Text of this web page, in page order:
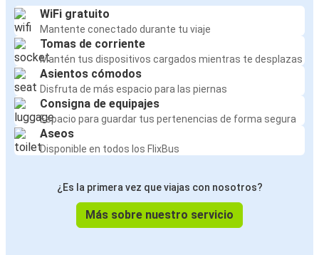
WiFi gratuito
Mantente conectado durante tu viaje
Tomas de corriente
Mantén tus dispositivos cargados mientras te desplazas
Asientos cómodos
Disfruta de más espacio para las piernas
Consigna de equipajes
Espacio para guardar tus pertenencias de forma segura
Aseos
Disponible en todos los FlixBus
¿Es la primera vez que viajas con nosotros?
Más sobre nuestro servicio